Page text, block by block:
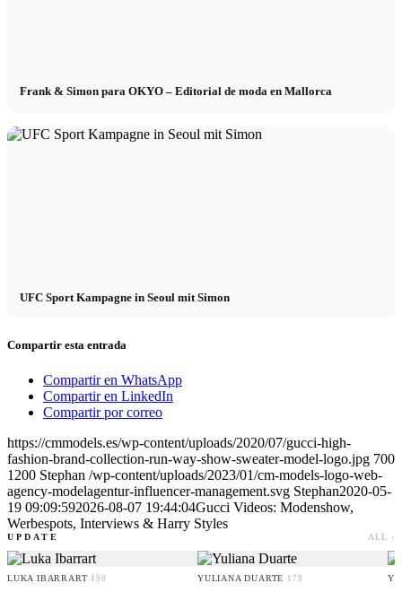
Frank & Simon para OKYO – Editorial de moda en Mallorca
UFC Sport Kampagne in Seoul mit Simon
Compartir esta entrada
Compartir en WhatsApp
Compartir en LinkedIn
Compartir por correo
https://cmmodels.es/wp-content/uploads/2020/07/gucci-high-
fashion-brand-collection-run-way-show-sweater-model-logo.jpg 700
1200 Stephan /wp-content/uploads/2023/01/cm-models-logo-web-
agency-modelagentur-influencer-management.svg Stephan2020-05-
19 09:09:592026-08-07 19:44:04Gucci Videos: Modenshow,
Werbespots, Interviews & Harry Styles
UPDATE ALL ›
LUKA IBARRART 190 YULIANA DUARTE 179